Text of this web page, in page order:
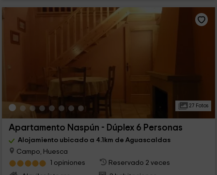
27 Fotos
Apartamento Naspún - Dúplex 6 Personas
Alojamiento ubicado a 4.1km de Aguascaldas
Campo, Huesca
1 opiniones
Reservado 2 veces